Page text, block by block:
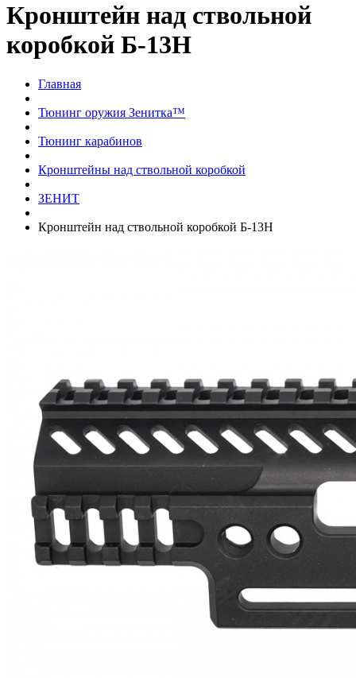
Кронштейн над ствольной
коробкой Б-13Н
Главная
Тюнинг оружия Зенитка™
Тюнинг карабинов
Кронштейны над ствольной коробкой
ЗЕНИТ
Кронштейн над ствольной коробкой Б-13Н